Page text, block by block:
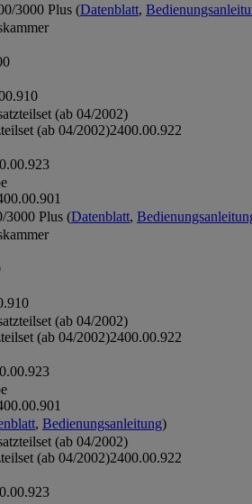
3000 Plus (Datenblatt,
(ab 04/2002)
(ab 04/2002)2400.00.922
3000 Plus (Datenblatt,
(ab 04/2002)
(ab 04/2002)2400.00.922
, Bedienungsanleitung)
(ab 04/2002)
(ab 04/2002)2400.00.922